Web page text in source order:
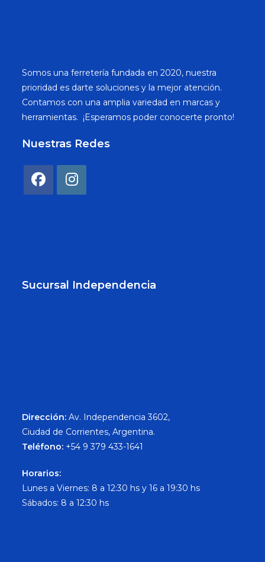
Somos una ferretería fundada en 2020, nuestra
prioridad es darte soluciones y la mejor atención.
Contamos con una amplia variedad en marcas y
herramientas. ¡Esperamos poder conocerte pronto!
Nuestras Redes
Sucursal Independencia
Dirección: Av. Independencia 3602,
Ciudad de Corrientes, Argentina.
Teléfono: +54 9 379 433-1641
Horarios:
Lunes a Viernes: 8 a 12:30 hs y 16 a 19:30 hs
Sábados: 8 a 12:30 hs